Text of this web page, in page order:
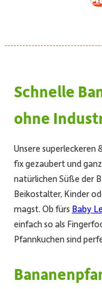
Schnelle
ohne
Unsere superleckeren
fix gezaubert und
natürlichen Süße der
Beikostalter, Kinder
magst. Ob fürs Baby
einfach so als
Pfannkuchen sind